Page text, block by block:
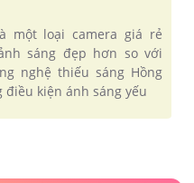
một loại camera giá rẻ
sáng đẹp hơn so với
nghệ thiếu sáng Hồng
kiện ánh sáng yếu